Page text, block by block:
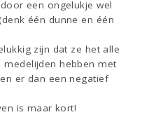
een ongelukje wel
één dunne en één
zijn dat ze het alle
hebben met
er dan een negatief
is maar kort!